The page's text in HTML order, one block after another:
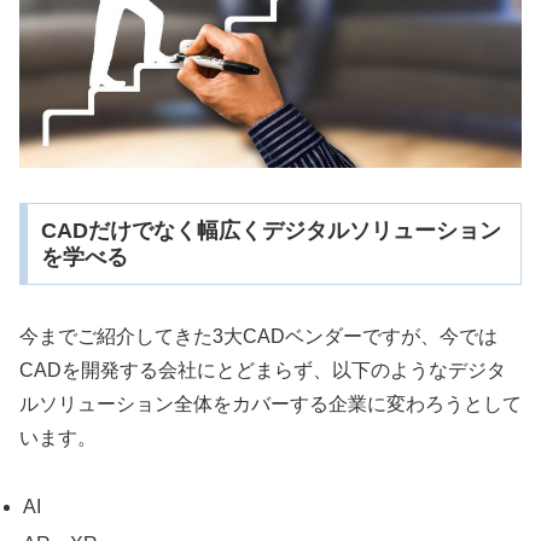
CADだけでなく幅広くデジタルソリューション
を学べる
今までご紹介してきた3大CADベンダーですが、今では
CADを開発する会社にとどまらず、以下のようなデジタ
ルソリューション全体をカバーする企業に変わろうとして
います。
AI